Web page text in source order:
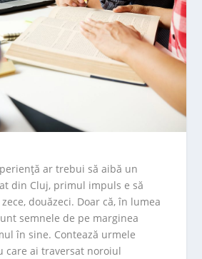
ar trebui să aibă un
din Cluj, primul impuls e să
douăzeci. Doar că, în lumea
semnele de pe marginea
în sine. Contează urmele
care ai traversat noroiul